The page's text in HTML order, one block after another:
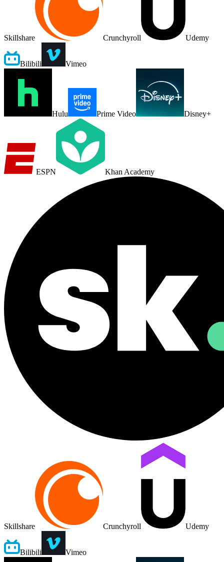
Skillshare Crunchyroll Udemy
Bilibili Vimeo
Hulu Prime Video Disney+
ESPN Khan Academy
Skillshare Crunchyroll Udemy
Bilibili Vimeo